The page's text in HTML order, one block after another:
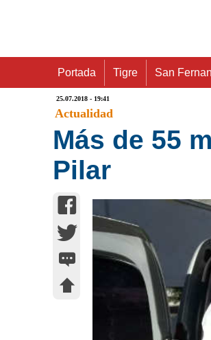
Portada Tigre San
25.07.2018 - 19:41
Actualidad
Más de 55
Pilar